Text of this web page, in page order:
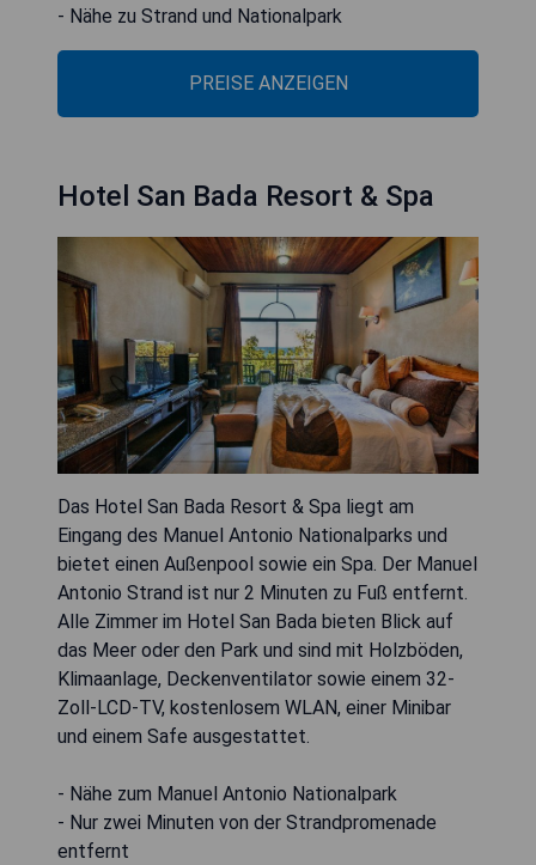
- Nähe zu Strand und Nationalpark
PREISE ANZEIGEN
Hotel San Bada Resort & Spa
Das Hotel San Bada Resort & Spa liegt am
Eingang des Manuel Antonio Nationalparks und
bietet einen Außenpool sowie ein Spa. Der Manuel
Antonio Strand ist nur 2 Minuten zu Fuß entfernt.
Alle Zimmer im Hotel San Bada bieten Blick auf
das Meer oder den Park und sind mit Holzböden,
Klimaanlage, Deckenventilator sowie einem 32-
Zoll-LCD-TV, kostenlosem WLAN, einer Minibar
und einem Safe ausgestattet.
- Nähe zum Manuel Antonio Nationalpark
- Nur zwei Minuten von der Strandpromenade
entfernt